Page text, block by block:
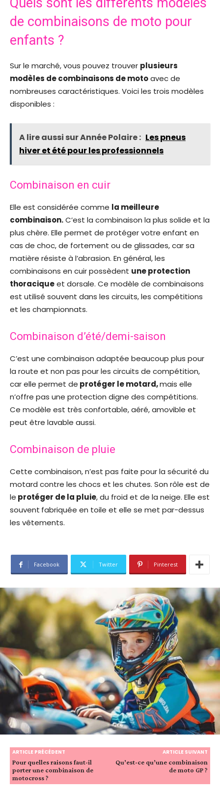
de combinaisons de moto pour
enfants ?
Sur le marché, vous pouvez trouver plusieurs
modèles de combinaisons de motoavec de
nombreuses caractéristiques. Voici les trois modèles
disponibles :
A lire aussi sur Année Polaire : Les pneus
hiver et été pour les professionnels
Combinaison en cuir
Elle est considérée comme la meilleure
combinaison.C’est la combinaison la plus solide et la
plus chère. Elle permet de protéger votre enfant en
cas de choc, de fortement ou de glissades, car sa
matière résiste à l’abrasion. En général, les
combinaisons en cuir possèdent une protection
thoraciqueet dorsale. Ce modèle de combinaisons
est utilisé souvent dans les circuits, les compétitions
et les championnats.
Combinaison d’été/demi-saison
C’est une combinaison adaptée beaucoup plus pour
la route et non pas pour les circuits de compétition,
car elle permet de protéger le motard,mais elle
n’offre pas une protection digne des compétitions.
Ce modèle est très confortable, aéré, amovible et
peut être lavable aussi.
Combinaison de pluie
Cette combinaison, n’est pas faite pour la sécurité du
motard contre les chocs et les chutes. Son rôle est de
le protéger de la pluie, du froid et de la neige. Elle est
souvent fabriquée en toile et elle se met par-dessus
les vêtements.
Facebook Twitter Pinterest
ARTICLE PRÉCÉDENT
Pour quelles raisons faut-il
porter une combinaison de
motocross ?
ARTICLE SUIVANT
Qu’est-ce qu’une combinaison
de moto GP ?